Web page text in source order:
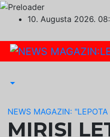
content
10. Augusta 2026.
NEWS MAGAZIN:
MIRISI